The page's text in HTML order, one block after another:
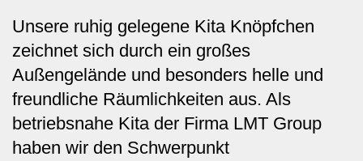
Unsere ruhig gelegene Kita Knöpfchen
zeichnet sich durch ein großes
Außengelände und besonders helle und
freundliche Räumlichkeiten aus. Als
betriebsnahe Kita der Firma LMT Group
haben wir den Schwerpunkt